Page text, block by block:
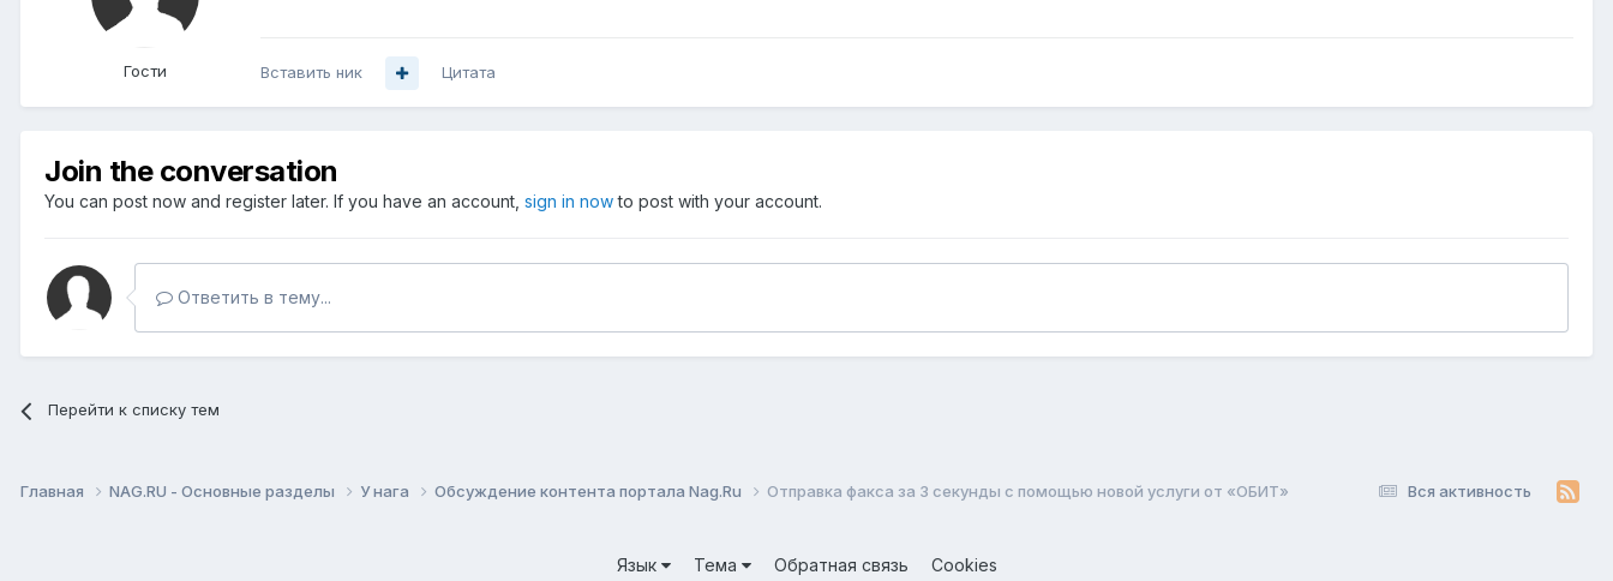
Гости Вставить ник Цитата
Join the conversation
You can post now and register later. If you have an account, sign in nowto post with your account.
Ответить в тему...
Перейти к списку тем
Вся активность
Главная NAG.RU - Основные разделы У нага Обсуждение контента портала Nag.Ru Отправка факса за 3 секунды с помощью новой услуги от «ОБИТ»
Язык Тема Обратная связь
Cookies